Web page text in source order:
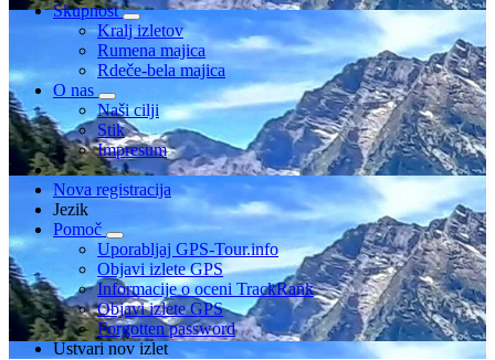
Skupnost
Kralj izletov
Rumena majica
Rdeče-bela majica
O nas
Naši cilji
Stik
Impresum
Nova registracija
Jezik
Pomoč
Uporabljaj GPS-Tour.info
Objavi izlete GPS
Informacije o oceni TrackRank
Objavi izlete GPS
Forgotten password
Ustvari nov izlet